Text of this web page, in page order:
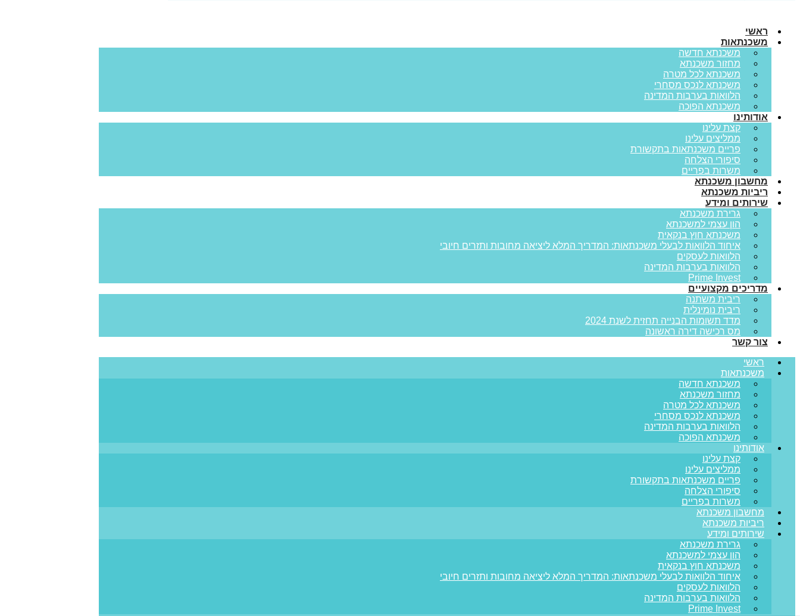
ראשי
משכנתאות
משכנתא חדשה
מחזור משכנתא
משכנתא לכל מטרה
משכנתא לנכס מסחרי
הלוואות בערבות המדינה
משכנתא הפוכה
אודותינו
קצת עלינו
ממליצים עלינו
פריים משכנתאות בתקשורת
סיפורי הצלחה
משרות בפריים
מחשבון משכנתא
ריביות משכנתא
שירותים ומידע
גרירת משכנתא
הון עצמי למשכנתא
משכנתא חוץ בנקאית
איחוד הלוואות לבעלי משכנתאות: המדריך המלא ליציאה מחובות ותזרים חיובי
הלוואות לעסקים
הלוואות בערבות המדינה
Prime Invest
מדריכים מקצועיים
ריבית משתנה
ריבית נומינלית
מדד תשומות הבנייה תחזית לשנת 2024
מס רכישה דירה ראשונה
צור קשר
ראשי
משכנתאות
משכנתא חדשה
מחזור משכנתא
משכנתא לכל מטרה
משכנתא לנכס מסחרי
הלוואות בערבות המדינה
משכנתא הפוכה
אודותינו
קצת עלינו
ממליצים עלינו
פריים משכנתאות בתקשורת
סיפורי הצלחה
משרות בפריים
מחשבון משכנתא
ריביות משכנתא
שירותים ומידע
גרירת משכנתא
הון עצמי למשכנתא
משכנתא חוץ בנקאית
איחוד הלוואות לבעלי משכנתאות: המדריך המלא ליציאה מחובות ותזרים חיובי
הלוואות לעסקים
הלוואות בערבות המדינה
Prime Invest